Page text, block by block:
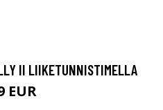
II LIIKETUNNISTIMELLA
EUR